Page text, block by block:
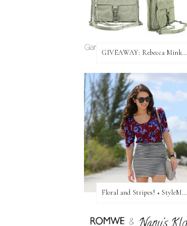
GIVEAWAY: Rebecca Minkoff Bag!
Floral and Stripes! + StyleMint GIVEAWAY!